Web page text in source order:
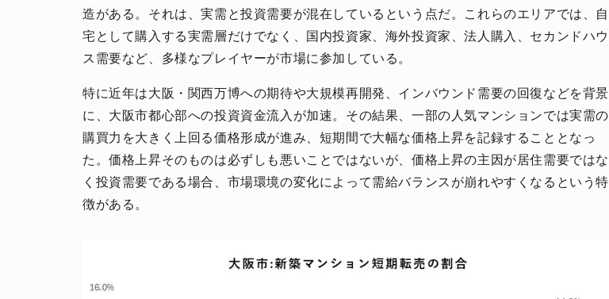
造がある。それは、実需と投資需要が混在しているという点だ。これらのエリアでは、自
宅として購入する実需層だけでなく、国内投資家、海外投資家、法人購入、セカンドハウ
ス需要など、多様なプレイヤーが市場に参加している。
特に近年は大阪・関西万博への期待や大規模再開発、インバウンド需要の回復などを背景
に、大阪市都心部への投資資金流入が加速。その結果、一部の人気マンションでは実需の
購買力を大きく上回る価格形成が進み、短期間で大幅な価格上昇を記録することとなっ
た。価格上昇そのものは必ずしも悪いことではないが、価格上昇の主因が居住需要ではな
く投資需要である場合、市場環境の変化によって需給バランスが崩れやすくなるという特
徴がある。